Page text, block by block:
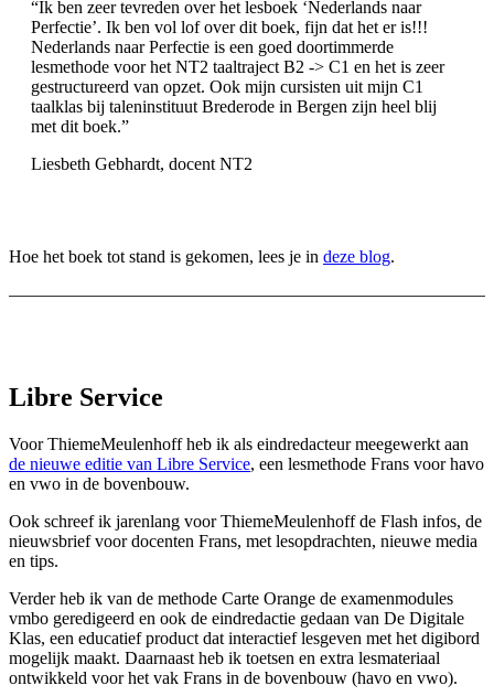
“Ik ben zeer tevreden over het lesboek ‘Nederlands naar
Perfectie’. Ik ben vol lof over dit boek, fijn dat het er is!!!
Nederlands naar Perfectie is een goed doortimmerde
lesmethode voor het NT2 taaltraject B2 -> C1 en het is zeer
gestructureerd van opzet. Ook mijn cursisten uit mijn C1
taalklas bij taleninstituut Brederode in Bergen zijn heel blij
met dit boek.”
Liesbeth Gebhardt, docent NT2
Hoe het boek tot stand is gekomen, lees je in deze blog.
Libre Service
Voor ThiemeMeulenhoff heb ik als eindredacteur meegewerkt aan
de nieuwe editie van Libre Service, een lesmethode Frans voor havo
en vwo in de bovenbouw.
Ook schreef ik jarenlang voor ThiemeMeulenhoff de Flash infos, de
nieuwsbrief voor docenten Frans, met lesopdrachten, nieuwe media
en tips.
Verder heb ik van de methode Carte Orange de examenmodules
vmbo geredigeerd en ook de eindredactie gedaan van De Digitale
Klas, een educatief product dat interactief lesgeven met het digibord
mogelijk maakt. Daarnaast heb ik toetsen en extra lesmateriaal
ontwikkeld voor het vak Frans in de bovenbouw (havo en vwo).